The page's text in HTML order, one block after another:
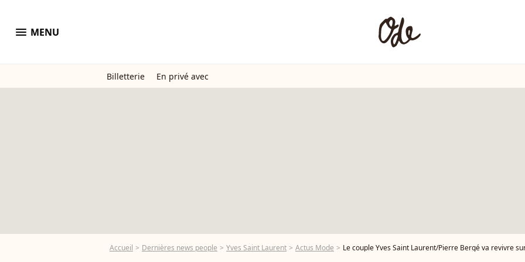
menu MENU
Billetterie En privé avec
Accueil Dernières news people Yves Saint Laurent Actus Mode Le couple Yves Saint Laurent/Pierre Bergé va revivre